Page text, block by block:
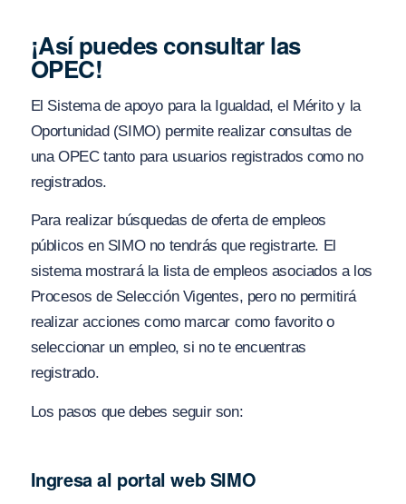
¡Así puedes consultar las
OPEC!
El Sistema de apoyo para la Igualdad, el Mérito y la
Oportunidad (SIMO) permite realizar consultas de
una OPEC tanto para usuarios registrados como no
registrados.
Para realizar búsquedas de oferta de empleos
públicos en SIMO no tendrás que registrarte. El
sistema mostrará la lista de empleos asociados a los
Procesos de Selección Vigentes, pero no permitirá
realizar acciones como marcar como favorito o
seleccionar un empleo, si no te encuentras
registrado.
Los pasos que debes seguir son:
Ingresa al portal web SIMO